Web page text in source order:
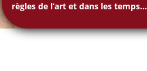
règles de l’art et dans les temps…